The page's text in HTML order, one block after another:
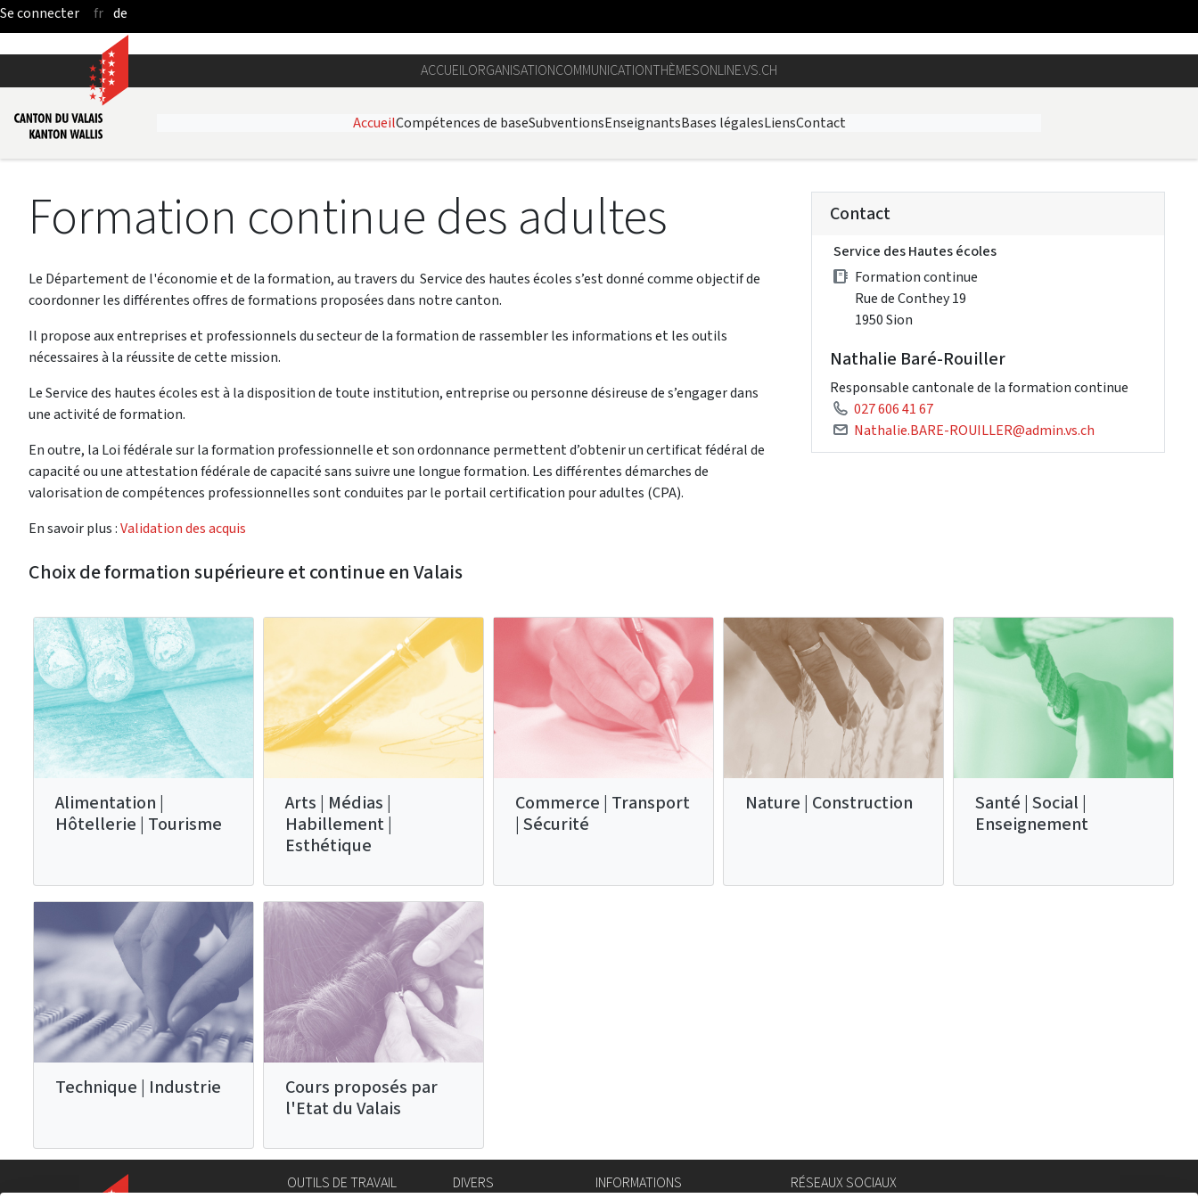
Saut au contenu principal
fr de
ACCUEILORGANISATIONCOMMUNICATIONTHÈMESONLINE.VS.CH
AccueilCompétences de baseSubventionsEnseignantsBases légalesLiensContact
Formation continue des adultes
Le Département de l'économie et de la formation, au travers du Service des hautes écoles s’est donné comme objectif de
coordonner les différentes offres de formations proposées dans notre canton.
Il propose aux entreprises et professionnels du secteur de la formation de rassembler les informations et les outils
nécessaires à la réussite de cette mission.
Le Service des hautes écoles est à la disposition de toute institution, entreprise ou personne désireuse de s’engager dans
une activité de formation.
En outre, la Loi fédérale sur la formation professionnelle et son ordonnance permettent d’obtenir un certificat fédéral de
capacité ou une attestation fédérale de capacité sans suivre une longue formation. Les différentes démarches de
valorisation de compétences professionnelles sont conduites par le portail certification pour adultes (CPA).
En savoir plus :Validation des acquis
Choix de formation supérieure et continue en Valais
Contact
Service des Hautes écoles
Formation continue
Rue de Conthey 19
1950 Sion
Nathalie Baré-Rouiller
Responsable cantonale de la formation continue
027 606 41 67
Nathalie.BARE-ROUILLER@admin.vs.ch
Alimentation |
Hôtellerie | Tourisme
Arts | Médias |
Habillement |
Esthétique
Commerce | Transport
| Sécurité
Nature | Construction
Santé | Social |
Enseignement
Technique | Industrie
Cours proposés par
l'Etat du Valais
OUTILS DE TRAVAIL DIVERS INFORMATIONS RÉSEAUX SOCIAUX